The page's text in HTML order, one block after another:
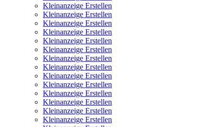
Kleinanzeige Erstellen
Kleinanzeige Erstellen
Kleinanzeige Erstellen
Kleinanzeige Erstellen
Kleinanzeige Erstellen
Kleinanzeige Erstellen
Kleinanzeige Erstellen
Kleinanzeige Erstellen
Kleinanzeige Erstellen
Kleinanzeige Erstellen
Kleinanzeige Erstellen
Kleinanzeige Erstellen
Kleinanzeige Erstellen
Kleinanzeige Erstellen